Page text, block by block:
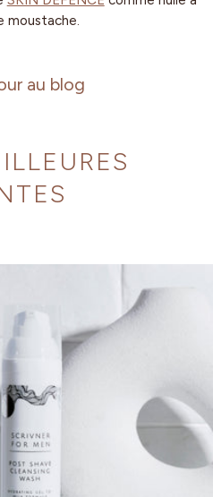
moustache.
au blog